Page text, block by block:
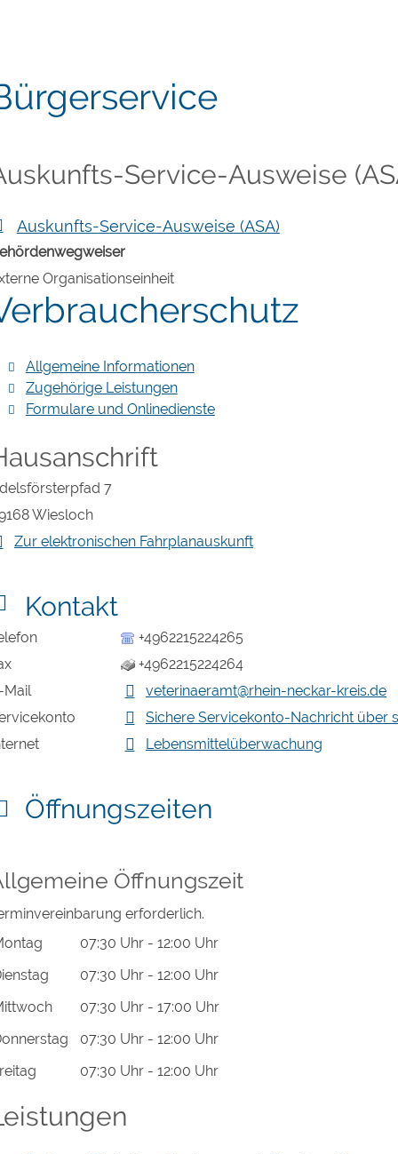
Service-Ausweise
Auskunfts-Service-Ausweise (ASA)
Organisationseinheit
Allgemeine Informationen
Zugehörige Leistungen
Formulare und Onlinedienste
7
Wiesloch
Zur elektronischen Fahrplanauskunft
Kontakt
+4962215224265
+4962215224264
Mail
veterinaeramt@rhein-neckar-kreis.de
Sichere Servicekonto-Nachricht über
Lebensmittelüberwachung
Öffnungszeiten
Öffnungszeit
erforderlich.
07:30 Uhr - 12:00 Uhr
07:30 Uhr - 12:00 Uhr
07:30 Uhr - 17:00 Uhr
07:30 Uhr - 12:00 Uhr
07:30 Uhr - 12:00 Uhr